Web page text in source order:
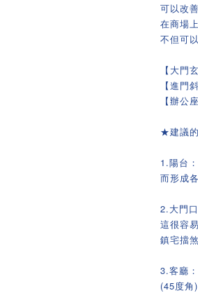
可以改
在商場
不但可
【大門
【進門
【辦公
★建議
1.陽台
而形成
2.大門
這很容
鎮宅擋
3.客廳
(45度角)